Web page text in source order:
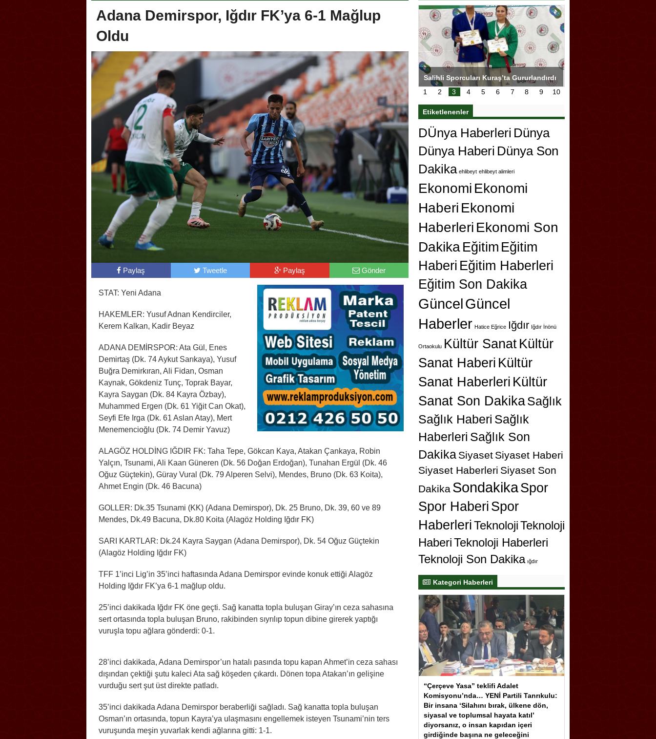
Adana Demirspor, Iğdır FK’ya 6-1 Mağlup
Oldu
Paylaş Tweetle Paylaş Gönder
STAT: Yeni Adana
HAKEMLER: Yusuf Adnan Kendirciler,
Kerem Kalkan, Kadir Beyaz
ADANA DEMİRSPOR: Ata Gül, Enes
Demirtaş (Dk. 74 Aykut Sarıkaya), Yusuf
Buğra Demirkıran, Ali Fidan, Osman
Kaynak, Gökdeniz Tunç, Toprak Bayar,
Kayra Saygan (Dk. 84 Kayra Özbay),
Muhammed Ergen (Dk. 61 Yiğit Can Okat),
Seyfi Efe Irga (Dk. 61 Aslan Atay), Mert
Menemencioğlu (Dk. 74 Demir Yavuz)
ALAGÖZ HOLDİNG IĞDIR FK: Taha Tepe, Gökcan Kaya, Atakan Çankaya, Robin
Yalçın, Tsunami, Ali Kaan Güneren (Dk. 56 Doğan Erdoğan), Tunahan Ergül (Dk. 46
Oğuz Güçtekin), Güray Vural (Dk. 79 Alperen Selvi), Mendes, Bruno (Dk. 63 Koita),
Ahmet Engin (Dk. 46 Bacuna)
GOLLER: Dk.35 Tsunami (KK) (Adana Demirspor), Dk. 25 Bruno, Dk. 39, 60 ve 89
Mendes, Dk.49 Bacuna, Dk.80 Koita (Alagöz Holding Iğdır FK)
SARI KARTLAR: Dk.24 Kayra Saygan (Adana Demirspor), Dk. 54 Oğuz Güçtekin
(Alagöz Holding Iğdır FK)
TFF 1’inci Lig’in 35’inci haftasında Adana Demirspor evinde konuk ettiği Alagöz
Holding Iğdır FK’ya 6-1 mağlup oldu.
25’inci dakikada Iğdır FK öne geçti. Sağ kanatta topla buluşan Giray’ın ceza sahasına
sert ortasında topla buluşan Bruno, rakibinden sıyrılıp topun dibine girerek yaptığı
vuruşla topu ağlara gönderdi: 0-1.
28’inci dakikada, Adana Demirspor’un hatalı pasında topu kapan Ahmet’in ceza sahası
dışından çektiği şutu kaleci Ata sağ köşeden çıkardı. Dönen topa Atakan’ın gelişine
vurduğu sert şut üst direkte patladı.
35’inci dakikada Adana Demirspor beraberliği sağladı. Sağ kanatta topla buluşan
Osman’ın ortasında, topun Kayra’ya ulaşmasını engellemek isteyen Tsunami’nin ters
vuruşunda meşin yuvarlak kendi ağlarına gitti: 1-1.
Geleneksel Türk Okçuluğu
Askerlik şakası Dünya Kupası’nı
karıştırdı! Güney Kore’den sert karar
Antrenörlüğe ”Hayır” diyen Mertens,
Galatasaray’dan bakın ne istedi
Salihli Sporcuları Kuraş’ta Gururlandırdı
1 2 3 4 5 6 7 8 9 10
Etiketlenenler
DÜnya Haberleri Dünya
Dünya Haberi Dünya Son
Dakika ehlibeyt ehlibeyt alimleri
Ekonomi Ekonomi
Haberi Ekonomi
Haberleri Ekonomi Son
Dakika Eğitim Eğitim
Haberi Eğitim Haberleri
Eğitim Son Dakika
GüncelGüncel
Haberler Hatice Eğrice Iğdır Iğdır İnönü
Ortaokulu Kültür SanatKültür
Sanat Haberi Kültür
Sanat Haberleri Kültür
Sanat Son DakikaSağlık
Sağlık Haberi Sağlık
Haberleri Sağlık Son
Dakika Siyaset Siyaset Haberi
Siyaset Haberleri Siyaset Son
Dakika SondakikaSpor
Spor Haberi Spor
HaberleriTeknolojiTeknoloji
HaberiTeknoloji Haberleri
Teknoloji Son Dakika ığdır
Kategori Haberleri
“Çerçeve Yasa” teklifi Adalet
Komisyonu’nda… YENİ Partili Tanrıkulu:
Bir insana ‘Silahını bırak, ülkene dön,
siyasal ve toplumsal hayata katıl’
diyorsanız, o insan kapıdan içeri
girdiğinde başına ne geleceğini